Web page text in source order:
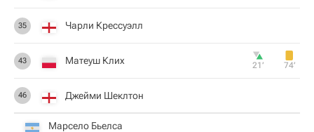
35 Чарли Крессуэлл
43 Матеуш Клих 21‎’‎ 74‎’‎
46 Джейми Шеклтон
Марсело Бьелса